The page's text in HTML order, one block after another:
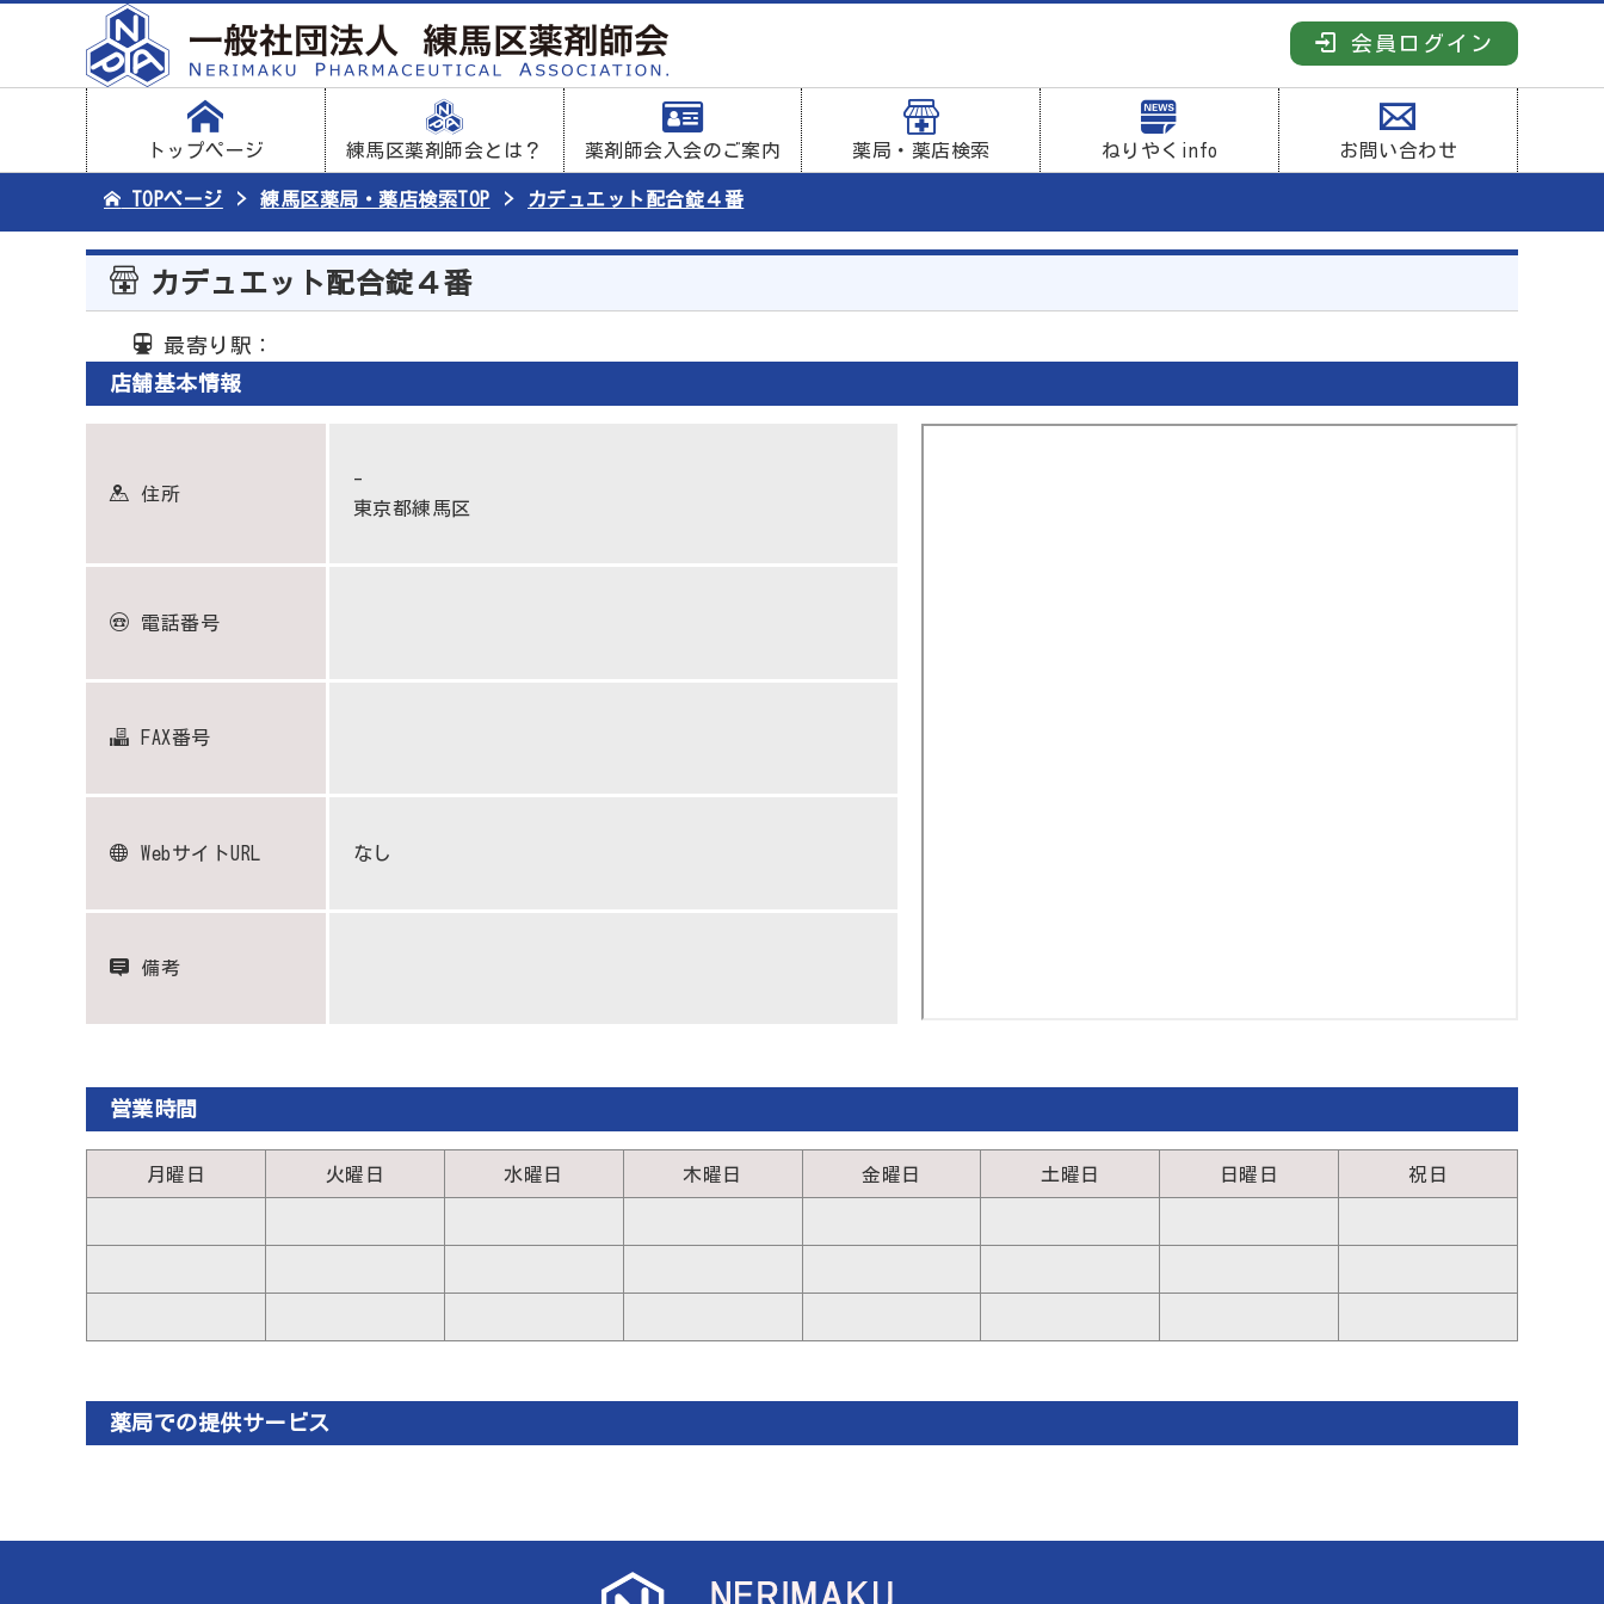
会員ログイン
トップページ 練馬区薬剤師会とは？ 薬剤師会入会のご案内 薬局・薬店検索 ねりやくinfo お問い合わせ
TOPページ 練馬区薬局・薬店検索TOP カデュエット配合錠４番
カデュエット配合錠４番
最寄り駅：
店舗基本情報
住所
-
東京都練馬区
電話番号
FAX番号
WebサイトURL なし
備考
営業時間
月曜日 火曜日 水曜日 木曜日 金曜日 土曜日 日曜日 祝日
薬局での提供サービス